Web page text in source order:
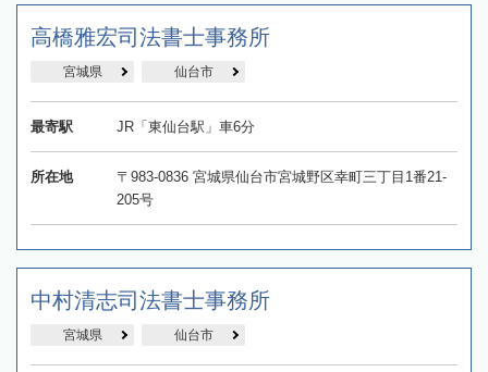
高橋雅宏司法書士事務所
宮城県 仙台市
最寄駅 JR「東仙台駅」車6分
所在地
〒983-0836 宮城県仙台市宮城野区幸町三丁目1番21-
205号
中村清志司法書士事務所
宮城県 仙台市